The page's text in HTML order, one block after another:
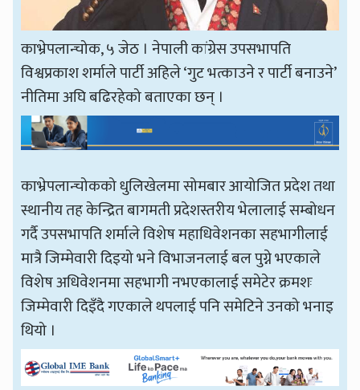
काभ्रेपलान्चोक, ५ जेठ । नेपाली कांग्रेस उपसभापति
विश्वप्रकाश शर्माले पार्टी अहिले ‘गुट भत्काउने र पार्टी बनाउने’
नीतिमा अघि बढिरहेको बताएका छन् ।
काभ्रेपलान्चोकको धुलिखेलमा सोमबार आयोजित प्रदेश तथा
स्थानीय तह केन्द्रित बागमती प्रदेशस्तरीय भेलालाई सम्बोधन
गर्दै उपसभापति शर्माले विशेष महाधिवेशनका सहभागीलाई
मात्रै जिम्मेवारी दिइयो भने विभाजनलाई बल पुग्ने भएकाले
विशेष अधिवेशनमा सहभागी नभएकालाई समेटेर क्रमशः
जिम्मेवारी दिइँदै गएकाले थपलाई पनि समेटिने उनको भनाइ
थियो ।